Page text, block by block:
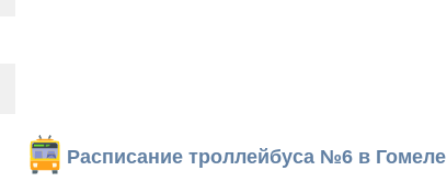
Расписание троллейбуса №6 в Гомеле